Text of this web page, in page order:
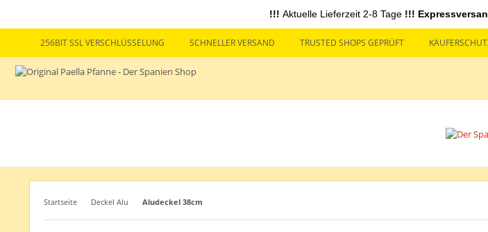
!!! Aktuelle Lieferzeit 2-8 Tage !!!
256BIT SSL VERSCHLÜSSELUNG SCHNELLER VERSAND TRUSTED SHOPS GEPRÜFT
Startseite Deckel Alu Aludeckel 38cm